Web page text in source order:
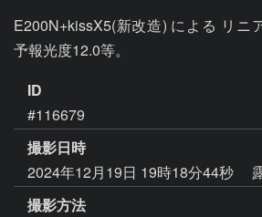
E200N+kissX5(新改造) による リニ
予報光度12.0等。
ID
#116679
撮影日時
2024年12月19日 19時18分44秒
撮影方法